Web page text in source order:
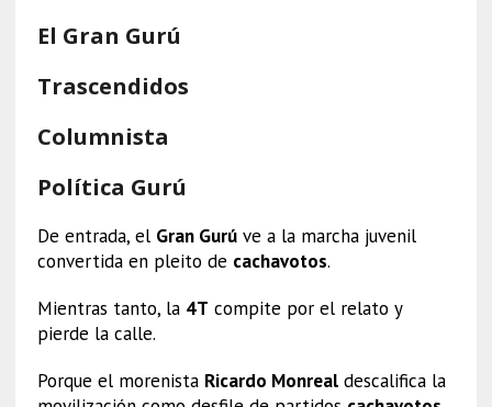
El Gran Gurú
Trascendidos
Columnista
Política Gurú
De entrada, el Gran Gurúve a la marcha juvenil
convertida en pleito de cachavotos.
Mientras tanto, la 4T compite por el relato y
pierde la calle.
Porque el morenista Ricardo Monrealdescalifica la